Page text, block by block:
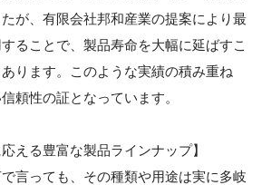
が、有限会社邦和産業の提案により最
ることで、製品寿命を大幅に延ばすこ
ります。このような実績の積み重ね
頼性の証となっています。
える豊富な製品ラインナップ】
言っても、その種類や用途は実に多岐